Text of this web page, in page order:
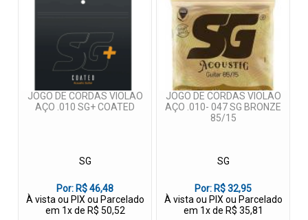
JOGO DE CORDAS VIOLAO
AÇO .010 SG+ COATED
SG
Por: R$ 46,48
À vista ou PIX ou Parcelado
em 1x de R$ 50,52
JOGO DE CORDAS VIOLAO
AÇO .010- 047 SG BRONZE
85/15
SG
Por: R$ 32,95
À vista ou PIX ou Parcelado
em 1x de R$ 35,81